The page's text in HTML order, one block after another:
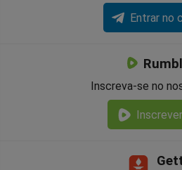
Entrar no
Inscreva-se no